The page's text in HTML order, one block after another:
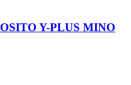
Y-PLUS MINO